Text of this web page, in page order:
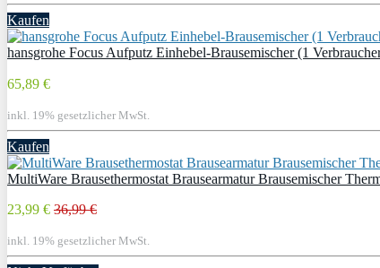
Kaufen
hansgrohe Focus Aufputz Einhebel-Brausemischer (1
65,89 €
inkl. 19% gesetzlicher MwSt.
Kaufen
MultiWare Brausethermostat Brausearmatur Brausemischer
23,99 € 36,99 €
inkl. 19% gesetzlicher MwSt.